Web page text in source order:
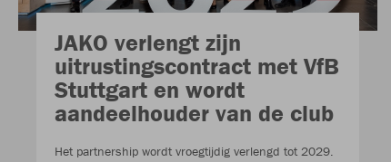
JAKO verlengt zijn
uitrustingscontract met VfB
Stuttgart en wordt
aandeelhouder van de club
Het partnership wordt vroegtijdig verlengd tot 2029.